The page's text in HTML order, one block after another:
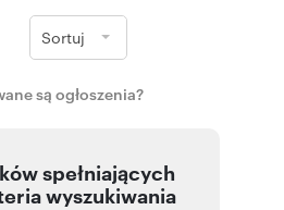
Sortuj
są ogłoszenia?
spełniających
wyszukiwania